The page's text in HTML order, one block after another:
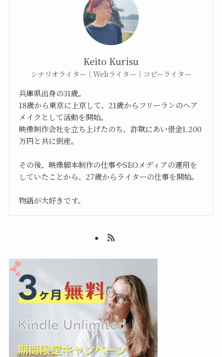
Keito Kurisu
シナリオライター｜Webライター｜コピーライター
兵庫県出身の31歳。
18歳から東京に上京して、21歳からフリーランのヘア
メイクとして活動を開始。
映像制作会社を立ち上げたのち、詐欺にあい借金1,200
万円と共に倒産。
その後、映像脚本制作の仕事やSEOメディアの運用を
していたことから、27歳からライターの仕事を開始。
物語が大好きです。